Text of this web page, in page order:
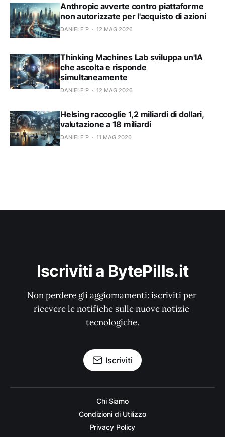
Anthropic avverte contro piattaforme
non autorizzate per l'acquisto di azioni
DANIELE P 12 MAG 2026
Thinking Machines Lab sviluppa un'IA
che ascolta e risponde
simultaneamente
DANIELE P 12 MAG 2026
Helsing raccoglie 1,2 miliardi di dollari,
valutazione a 18 miliardi
DANIELE P 11 MAG 2026
Iscriviti a BytePills.it
Non perdere gli aggiornamenti: iscriviti per
ricevere le notifiche sulle nuove notizie
tecnologiche.
Iscriviti
Chi Siamo
Condizioni di Utilizzo
Privacy Policy